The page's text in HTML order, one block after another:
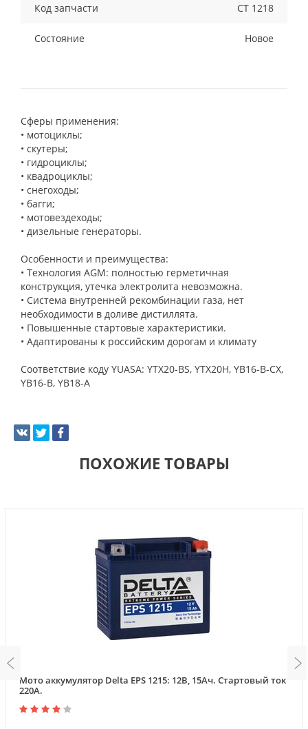
Код запчасти СТ 1218
Состояние Новое
Сферы применения:
• мотоциклы;
• скутеры;
• гидроциклы;
• квадроциклы;
• снегоходы;
• багги;
• мотовездеходы;
• дизельные генераторы.
Особенности и преимущества:
• Технология AGM: полностью герметичная
конструкция, утечка электролита невозможна.
• Система внутренней рекомбинации газа, нет
необходимости в доливе дистиллята.
• Повышенные стартовые характеристики.
• Адаптированы к российским дорогам и климату
Соответствие коду YUASA: YTX20-BS, YTX20H, YB16-B-CX,
YB16-B, YB18-A
ПОХОЖИЕ ТОВАРЫ
Мото аккумулятор Delta EPS 1215: 12В, 15Ач. Стартовый ток
220А.